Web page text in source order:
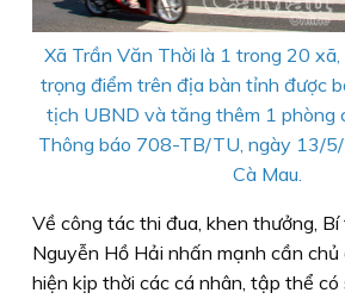
Xã Trần Văn Thời là 1 trong 20 xã,
trọng điểm trên địa bàn tỉnh được
tịch UBND và tăng thêm 1 phòng
Thông báo 708-TB/TU, ngày 13/
Cà Mau.
Về công tác thi đua, khen thưởng,
Nguyễn Hồ Hải nhấn mạnh cần
hiện kịp thời các cá nhân, tập thể có